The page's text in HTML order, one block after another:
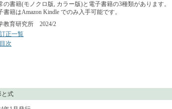
の書籍(モノクロ版, カラー版)と電子書籍の3種類があります。
書籍はAmazon Kindle でのみ入手可能です。
教育研究所 2024/2
訂正一覧
目次
式